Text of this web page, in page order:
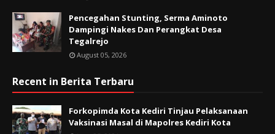
Pencegahan Stunting, Serma Aminoto
Dampingi Nakes Dan Perangkat Desa
Tegalrejo
August 05, 2026
Recent in Berita Terbaru
Forkopimda Kota Kediri Tinjau Pelaksanaan
Vaksinasi Masal di Mapolres Kediri Kota